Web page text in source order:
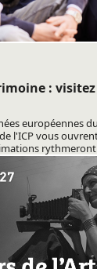
:
européennes
l'ICP vous